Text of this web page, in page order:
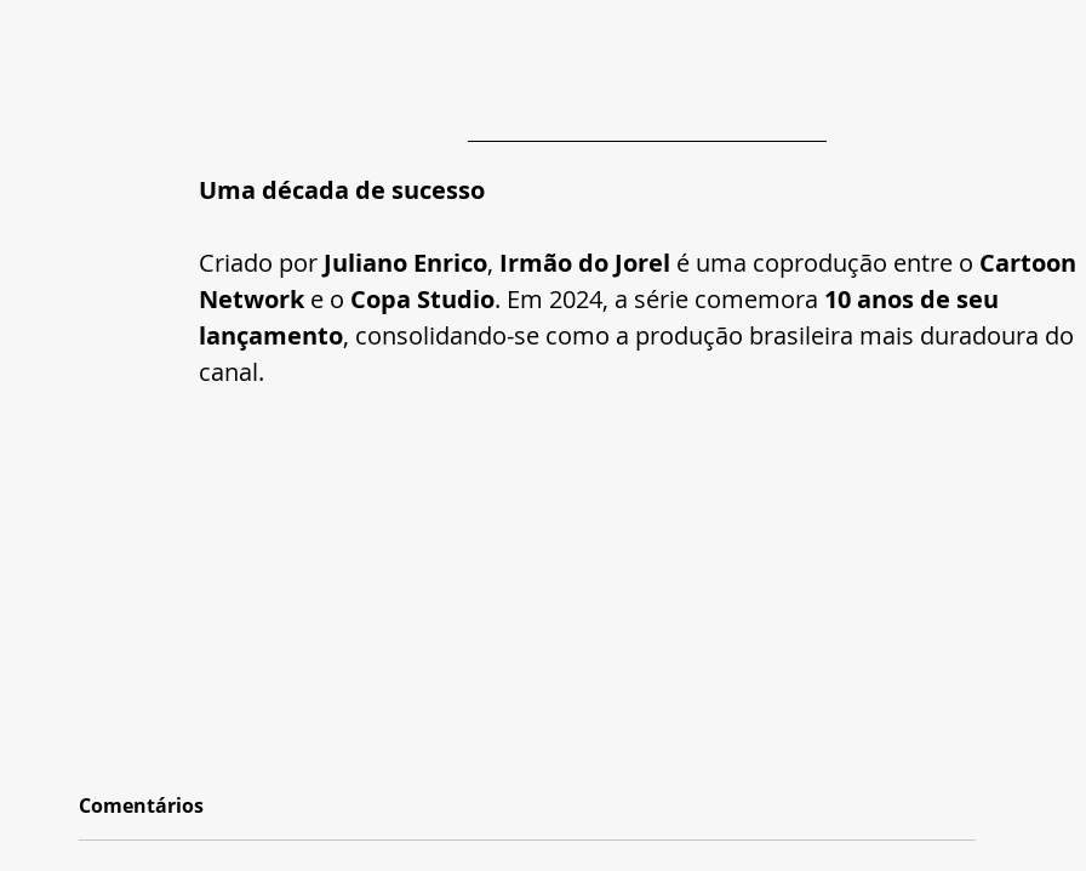
Uma década de sucesso
Criado por Juliano Enrico, Irmão do Jorel é uma coprodução entre o Cartoon
Network e o Copa Studio. Em 2024, a série comemora 10 anos de seu
lançamento, consolidando-se como a produção brasileira mais duradoura do
canal.
Comentários